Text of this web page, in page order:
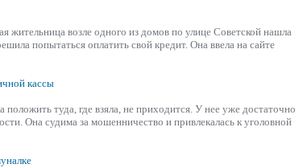
жительница возле одного из домов по улице Советской нашла
попытаться оплатить свой кредит. Она ввела на сайте
кассы
положить туда, гдевзяла , не приходится. У нее уже достаточно
Она судима за мошенничество и привлекалась к уголовной